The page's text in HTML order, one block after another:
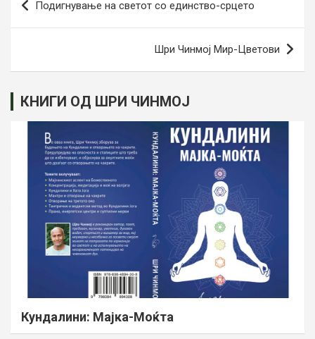
на
Подигнување на светот со единство-срцето
Шри Чинмој Мир-Цветови
КНИГИ ОД ШРИ ЧИНМОЈ
Кундалини: Мајка-Моќта